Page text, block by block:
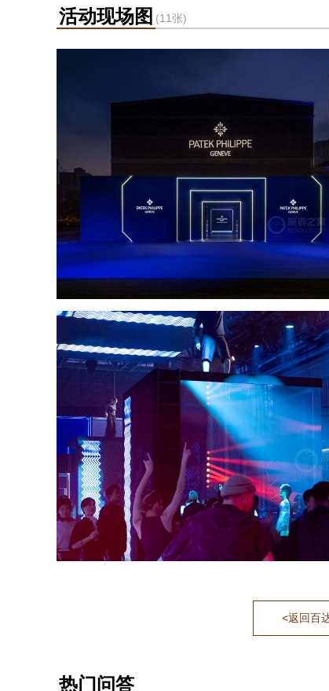
活动现场图 (11张)
<返回百
热门问答